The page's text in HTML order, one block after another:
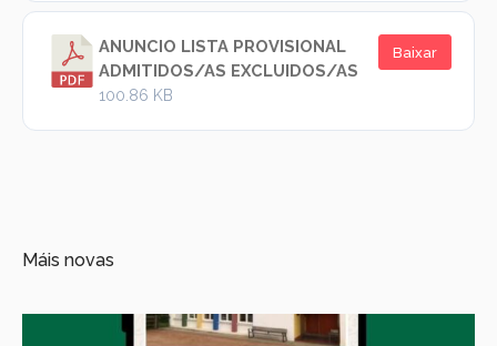
ANUNCIO LISTA PROVISIONAL
ADMITIDOS/AS EXCLUIDOS/AS
100.86 KB
Baixar
Máis novas